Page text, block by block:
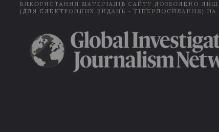
ВИКОРИСТАННЯ МАТЕРІАЛІВ САЙТУ ДОЗВОЛЕНО
(ДЛЯ ЕЛЕКТРОННИХ ВИДАНЬ - ГІПЕРПОСИЛАННЯ) НА